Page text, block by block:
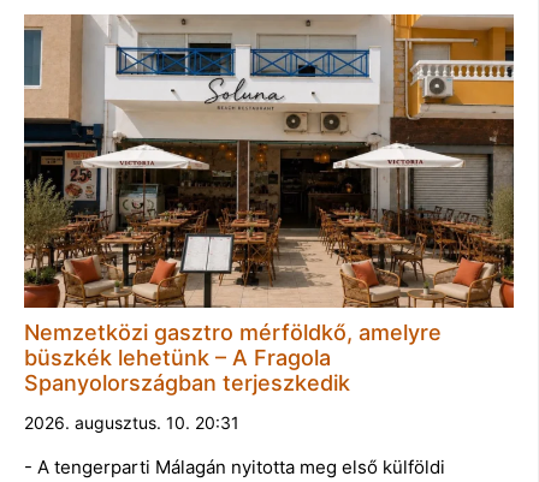
Nemzetközi gasztro mérföldkő, amelyre
büszkék lehetünk – A Fragola
Spanyolországban terjeszkedik
2026. augusztus. 10. 20:31
- A tengerparti Málagán nyitotta meg első külföldi